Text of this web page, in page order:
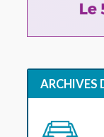
ARCHIVES